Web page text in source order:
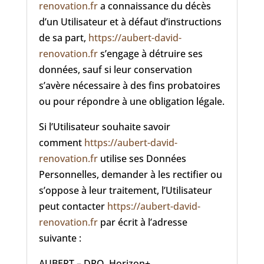
renovation.fra connaissance du décès
d’un Utilisateur et à défaut d’instructions
de sa part, https://aubert-david-
renovation.frs’engage à détruire ses
données, sauf si leur conservation
s’avère nécessaire à des fins probatoires
ou pour répondre à une obligation légale.
Si l’Utilisateur souhaite savoir
comment https://aubert-david-
renovation.fr utilise ses Données
Personnelles, demander à les rectifier ou
s’oppose à leur traitement, l’Utilisateur
peut contacter https://aubert-david-
renovation.fr par écrit à l’adresse
suivante :